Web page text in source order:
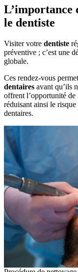
L’importance
le dentiste
Visiter votre dentiste
préventive ; c’est une
globale.
Ces rendez-vous
dentaires avant qu’ils
offrent l’opportunité
réduisant ainsi le risque
dentaires.